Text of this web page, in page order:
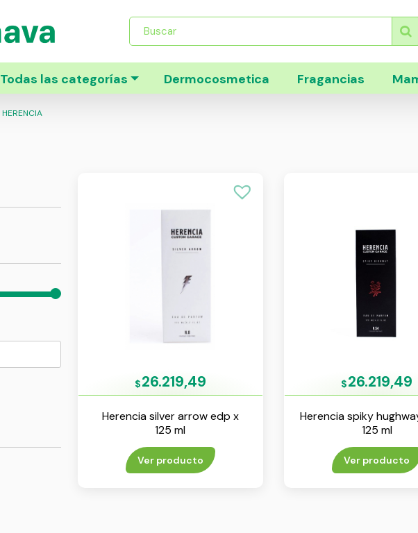
Búsqueda
productos
Todas las categorías Dermocosmetica Fragancias
HERENCIA
$26.219,49
Herencia silver arrow edp x
125 ml
Ver producto
$26.219,49
Herencia spiky
125 ml
Ver producto